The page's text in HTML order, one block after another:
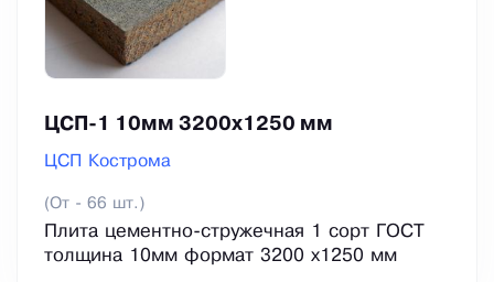
ЦСП-1 10мм 3200х1250 мм
ЦСП Кострома
(От - 66 шт.)
Плита цементно-стружечная 1 сорт ГОСТ
толщина 10мм формат 3200 х1250 мм